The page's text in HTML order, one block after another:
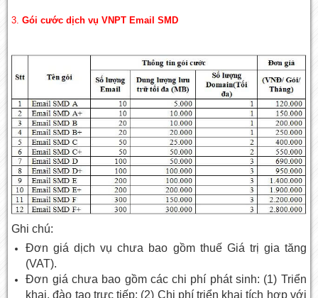
3.Gói cước dịch vụ VNPT Email SMD
Ghi chú:
Đơn giá dịch vụ chưa bao gồm thuế Giá trị gia tăng
(VAT).
Đơn giá chưa bao gồm các chi phí phát sinh: (1) Triển
khai, đào tạo trực tiếp; (2) Chi phí triển khai tích hợp với